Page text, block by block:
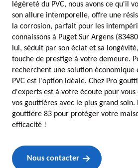
légèreté du PVC, nous avons ce qu'il
son allure intemporelle, offre une
la corrosion, parfait pour les
connaissons à Puget Sur Argens
lui, séduit par son éclat et sa
touche de prestige à votre demeure.
recherchent une solution
PVC est l'option idéale. Chez Pro
d'experts est à votre écoute pour
vos gouttières avec le plus grand soin.
gouttière 83 pour protéger votre
efficacité !
Nous contacter